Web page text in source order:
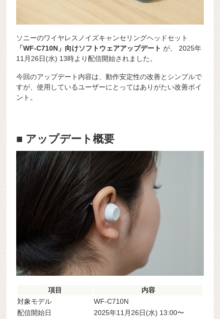
ソニーのワイヤレスノイズキャンセリングヘッドセット
「WF-C710N」向けソフトウェアアップデート が、 2025年
11月26日(水) 13時より配信開始されました。
今回のアップデート内容は、動作安定性の改善とシンプルで
すが、使用しているユーザーにとってはありがたい改善ポイ
ント。
■ アップデート概要
項目
内容
対象モデル
WF-C710N
配信開始日
2025年11月26日(水) 13:00〜